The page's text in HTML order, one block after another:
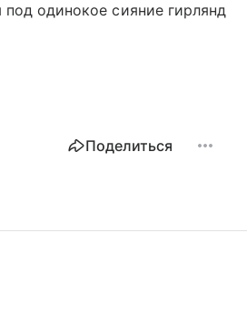
одинокое сияние гирлянд
Поделиться